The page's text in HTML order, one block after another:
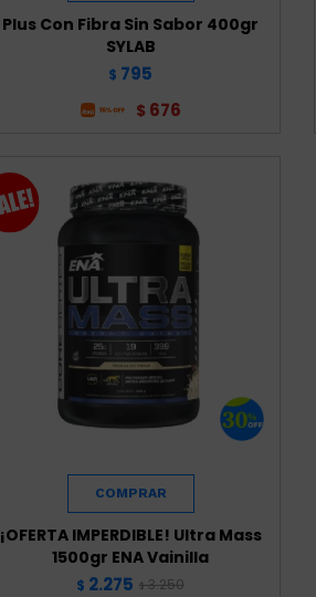
Plus Con Fibra Sin Sabor 400gr
SYLAB
$ 795
$ 676
¡OFERTA IMPERDIBLE! Ultra Mass
1500gr ENA Vainilla
$ 2.275 $ 3.250